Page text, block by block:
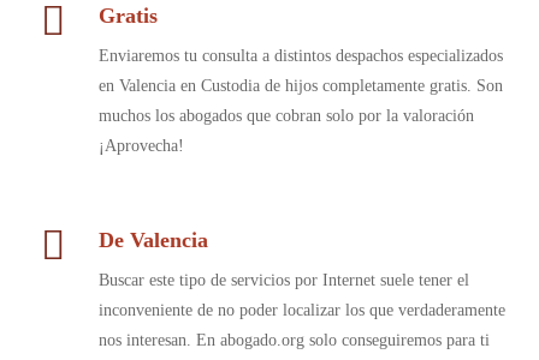
Gratis
Enviaremos tu consulta a distintos despachos especializados
en Valencia en Custodia de hijos completamente gratis. Son
muchos los abogados que cobran solo por la valoración
¡Aprovecha!
De Valencia
Buscar este tipo de servicios por Internet suele tener el
inconveniente de no poder localizar los que verdaderamente
nos interesan. En abogado.org solo conseguiremos para ti